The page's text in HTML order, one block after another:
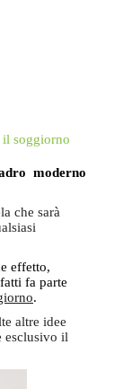
il soggiorno
moderno
che sarà
effetto,
fa parte
.
altre idee
esclusivo il